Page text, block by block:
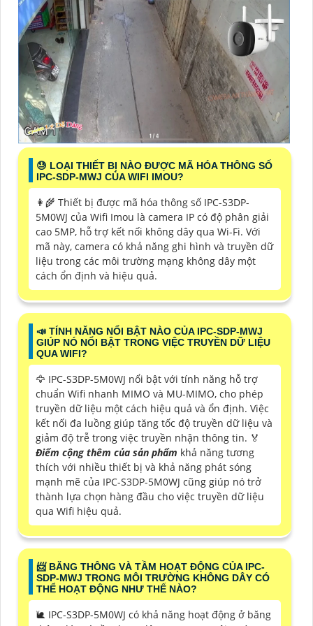
😓 LOẠI THIẾT BỊ NÀO ĐƯỢC MÃ HÓA THÔNG SỐ
IPC-SDP-MWJ CỦA WIFI IMOU?
👩‍🌾 Thiết bị được mã hóa thông số IPC-S3DP-
5M0WJ của Wifi Imou là camera IP có độ phân giải
cao 5MP, hỗ trợ kết nối không dây qua Wi-Fi. Với
mã này, camera có khả năng ghi hình và truyền dữ
liệu trong các môi trường mạng không dây một
cách ổn định và hiệu quả.
📣 TÍNH NĂNG NỔI BẬT NÀO CỦA IPC-SDP-MWJ
GIÚP NÓ NỔI BẬT TRONG VIỆC TRUYỀN DỮ LIỆU
QUA WIFI?
🦅 IPC-S3DP-5M0WJ nổi bật với tính năng hỗ trợ
chuẩn Wifi nhanh MIMO và MU-MIMO, cho phép
truyền dữ liệu một cách hiệu quả và ổn định. Việc
kết nối đa luồng giúp tăng tốc độ truyền dữ liệu và
giảm độ trễ trong việc truyền nhận thông tin. ️🏅️
Điểm cộng thêm của sản phẩm khả năng tương
thích với nhiều thiết bị và khả năng phát sóng
mạnh mẽ của IPC-S3DP-5M0WJ cũng giúp nó trở
thành lựa chọn hàng đầu cho việc truyền dữ liệu
qua Wifi hiệu quả.
📨 BĂNG THÔNG VÀ TẦM HOẠT ĐỘNG CỦA IPC-
SDP-MWJ TRONG MÔI TRƯỜNG KHÔNG DÂY CÓ
THỂ HOẠT ĐỘNG NHƯ THẾ NÀO?
🐌 IPC-S3DP-5M0WJ có khả năng hoạt động ở băng